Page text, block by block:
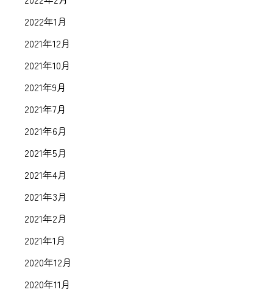
2022年1月
2021年12月
2021年10月
2021年9月
2021年7月
2021年6月
2021年5月
2021年4月
2021年3月
2021年2月
2021年1月
2020年12月
2020年11月